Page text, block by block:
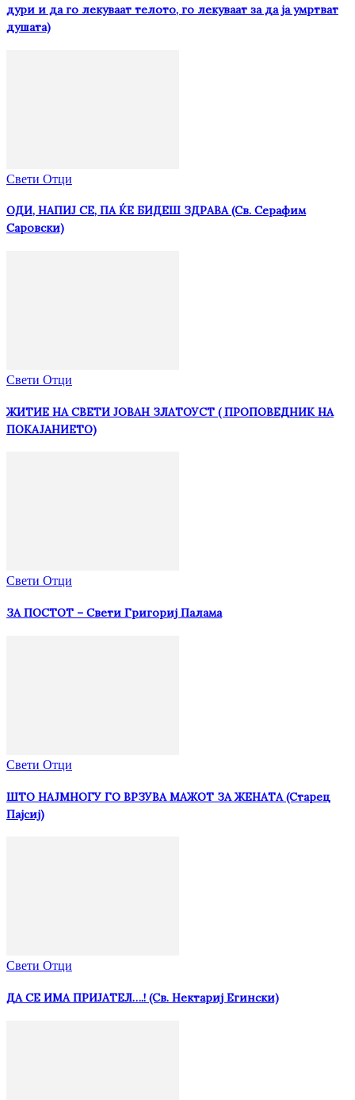
дури и да го лекуваат телото, го лекуваат за да ја умртват
душата)
Свети Отци
ОДИ, НАПИЈ СЕ, ПА ЌЕ БИДЕШ ЗДРАВА (Св. Серафим
Саровски)
Свети Отци
ЖИТИЕ НА СВЕТИ ЈОВАН ЗЛАТОУСТ ( ПРОПОВЕДНИК НА
ПОКАЈАНИЕТО)
Свети Отци
ЗА ПОСТОТ – Свети Григориј Палама
Свети Отци
ШТО НАЈМНОГУ ГО ВРЗУВА МАЖОТ ЗА ЖЕНАТА (Старец
Пајсиј)
Свети Отци
ДА СЕ ИМА ПРИЈАТЕЛ….! (Св. Нектариј Егински)